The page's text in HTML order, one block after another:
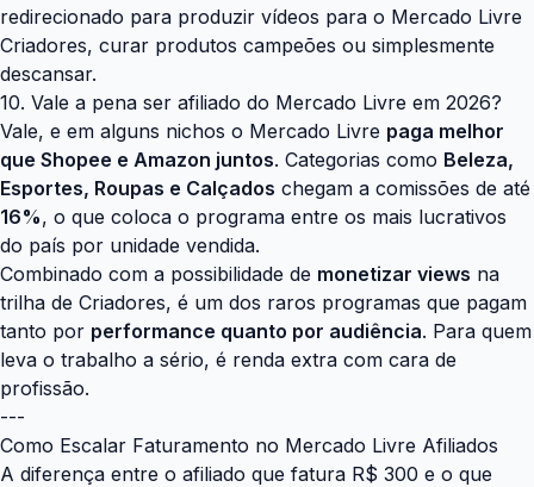
redirecionado para produzir vídeos para o Mercado Livre
Criadores, curar produtos campeões ou simplesmente
descansar.
10. Vale a pena ser afiliado do Mercado Livre em 2026?
Vale, e em alguns nichos o Mercado Livre paga melhor
que Shopee e Amazon juntos. Categorias como Beleza,
Esportes, Roupas e Calçados chegam a comissões de até
16%, o que coloca o programa entre os mais lucrativos
do país por unidade vendida.
Combinado com a possibilidade de monetizar views na
trilha de Criadores, é um dos raros programas que pagam
tanto por performance quanto por audiência. Para quem
leva o trabalho a sério, é renda extra com cara de
profissão.
---
Como Escalar Faturamento no Mercado Livre Afiliados
A diferença entre o afiliado que fatura R$ 300 e o que